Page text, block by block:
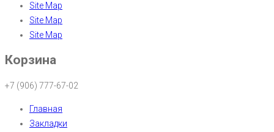
Site Map
Site Map
Site Map
Корзина
+7 (906) 777-67-02
Главная
Закладки